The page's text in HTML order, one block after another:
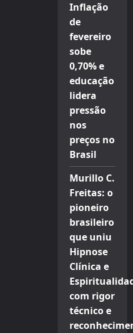
Inflação
de
fevereiro
sobe
0,70% e
educação
lidera
pressão
nos
preços no
Brasil
Murillo C.
Freitas: o
pioneiro
brasileiro
que uniu
Hipnose
Clínica e
com rigor
técnico e